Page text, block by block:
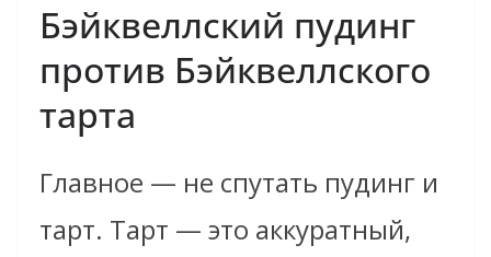
Бэйквеллский пудинг
против Бэйквеллского
тарта
Главное — не спутать пудинг и
тарт. Тарт — это аккуратный,